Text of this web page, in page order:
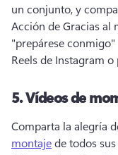
un conjunto, y
Acción de Gracias al
"prepárese conmigo"
Reels de Instagram
5.Vídeos de
Comparta la alegría
montaje de todos